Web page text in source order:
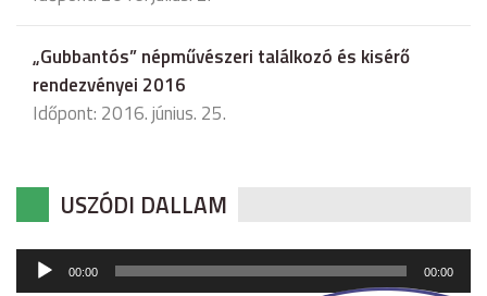
„Gubbantós” népművészeri találkozó és kisérő
rendezvényei 2016
Időpont: 2016. június. 25.
USZÓDI DALLAM
Audió
00:00 00:00